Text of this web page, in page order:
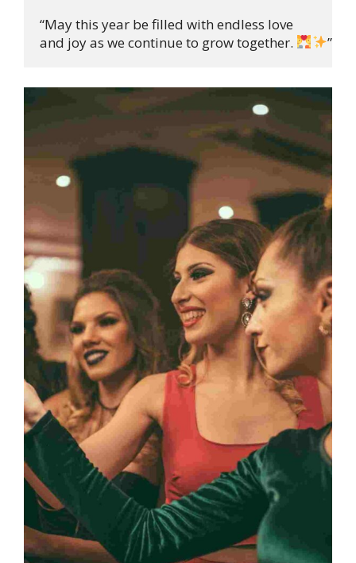
“May this year be filled with endless love
and joy as we continue to grow together.
”